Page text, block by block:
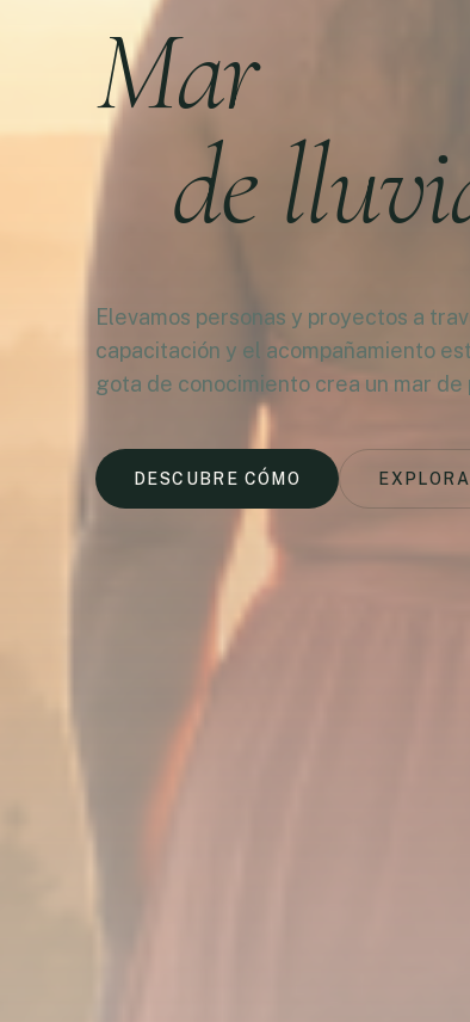
Mar
de
Elevamos personas y proyectos a
capacitación y el acompañamiento
gota de conocimiento crea un mar de
DESCUBRE CÓMO